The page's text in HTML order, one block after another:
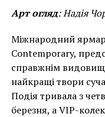
называется “Bob
сможет посетить
Арт огляд: Надія
Міжнародний
Contemporary,
справжнім
найкращі твори
Подія тривала з
березня, а VIP-